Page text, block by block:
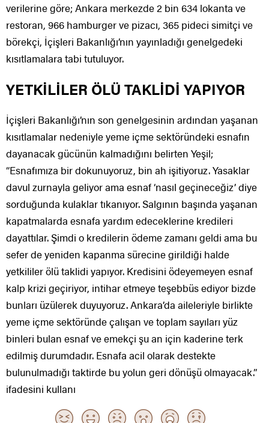
verilerine göre; Ankara merkezde 2 bin 634 lokanta ve
restoran, 966 hamburger ve pizacı, 365 pideci simitçi ve
börekçi, İçişleri Bakanlığı’nın yayınladığı genelgedeki
kısıtlamalara tabi tutuluyor.
YETKİLİLER ÖLÜ TAKLİDİ YAPIYOR
İçişleri Bakanlığı’nın son genelgesinin ardından yaşanan
kısıtlamalar nedeniyle yeme içme sektöründeki esnafın
dayanacak gücünün kalmadığını belirten Yeşil;
“Esnafımıza bir dokunuyoruz, bin ah işitiyoruz. Yasaklar
davul zurnayla geliyor ama esnaf ‘nasıl geçineceğiz’ diye
sorduğunda kulaklar tıkanıyor. Salgının başında yaşanan
kapatmalarda esnafa yardım edeceklerine kredileri
dayattılar. Şimdi o kredilerin ödeme zamanı geldi ama bu
sefer de yeniden kapanma sürecine girildiği halde
yetkililer ölü taklidi yapıyor. Kredisini ödeyemeyen esnaf
kalp krizi geçiriyor, intihar etmeye teşebbüs ediyor bizde
bunları üzülerek duyuyoruz. Ankara’da aileleriyle birlikte
yeme içme sektöründe çalışan ve toplam sayıları yüz
binleri bulan esnaf ve emekçi şu an için kaderine terk
edilmiş durumdadır. Esnafa acil olarak destekte
bulunulmadığı taktirde bu yolun geri dönüşü olmayacak.”
ifadesini kullanı